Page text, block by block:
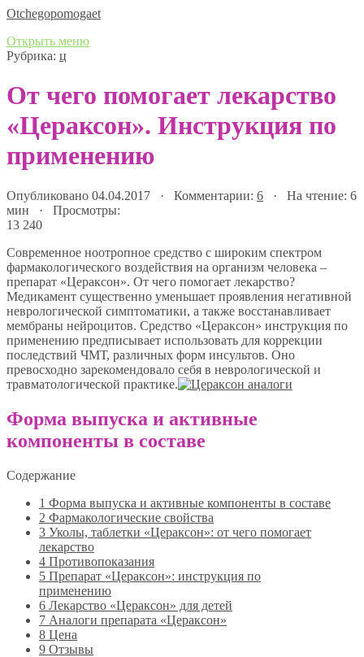
Оtchegopomogaet
Открыть меню
Рубрика: ц
От чего помогает лекарство
«Цераксон». Инструкция по
применению
Опубликовано 04.04.2017 · Комментарии: 6 · На чтение: 6
мин · Просмотры:
13 240
Современное ноотропное средство с широким спектром
фармакологического воздействия на организм человека –
препарат «Цераксон». От чего помогает лекарство?
Медикамент существенно уменьшает проявления негативной
неврологической симптоматики, а также восстанавливает
мембраны нейроцитов. Средство «Цераксон» инструкция по
применению предписывает использовать для коррекции
последствий ЧМТ, различных форм инсультов. Оно
превосходно зарекомендовало себя в неврологической и
травматологической практике.
Форма выпуска и активные
компоненты в составе
Содержание
1 Форма выпуска и активные компоненты в составе
2 Фармакологические свойства
3 Уколы, таблетки «Цераксон»: от чего помогает
лекарство
4 Противопоказания
5 Препарат «Цераксон»: инструкция по
применению
6 Лекарство «Цераксон» для детей
7 Аналоги препарата «Цераксон»
8 Цена
9 Отзывы